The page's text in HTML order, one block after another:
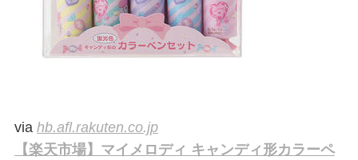
via hb.afl.rakuten.co.jp
【楽天市場】マイメロディ キャンディ形カラーペ